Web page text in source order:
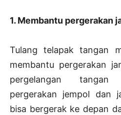
1. Membantu pergerakan
Tulang telapak tangan
membantu pergerakan
pergelangan
pergerakan jempol dan
bisa bergerak ke depan